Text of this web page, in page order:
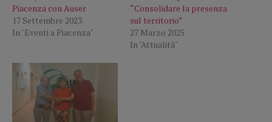
Piacenza con Auser
17 Settembre 2023
In "Eventi a Piacenza"
“Consolidare la presenza
sul territorio”
27 Marzo 2025
In "Attualità"